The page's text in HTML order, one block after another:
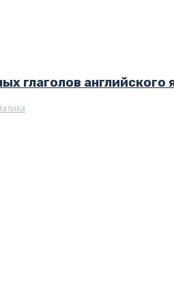
глаголов английского